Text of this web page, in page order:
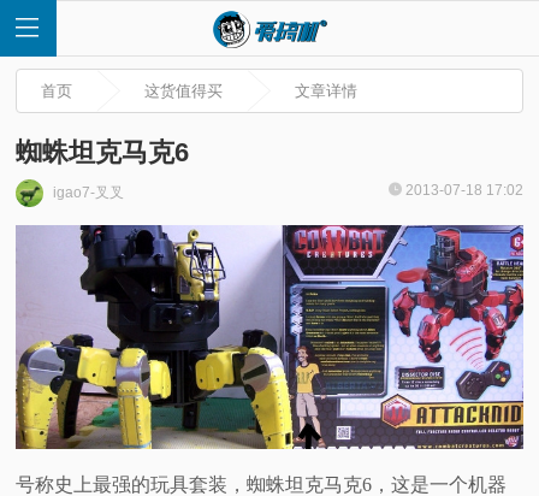
讯
首页 这货值得买 文章详情
蜘蛛坦克马克6
igao7-叉叉 2013-07-18 17:02
号称史上最强的玩具套装，蜘蛛坦克马克6，这是一个机器